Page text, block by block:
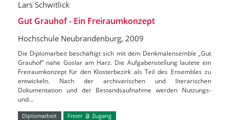
Lars Schwitlick
Gut Grauhof - Ein Freiraumkonzept
Hochschule Neubrandenburg, 2009
Die Diplomarbeit beschäftigt sich mit dem Denkmalensemble „Gut
Grauhof“ nahe Goslar am Harz. Die Aufgabenstellung lautete ein
Freiraumkonzept für den Klosterbezirk als Teil des Ensembles zu
entwickeln. Nach der archivarischen und literarischen
Dokumentation und der Bestandsaufnahme werden Nutzungs-
und…
Diplomarbeit Freier Zugang